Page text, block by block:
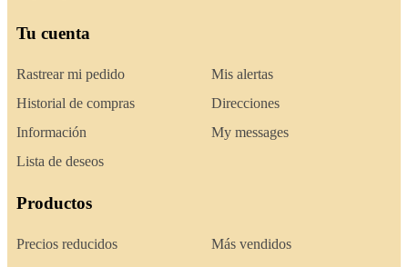
Tu cuenta
Rastrear mi pedido
Historial de compras
Información
Lista de deseos
Mis alertas
Direcciones
My messages
Productos
Precios reducidos
Más vendidos